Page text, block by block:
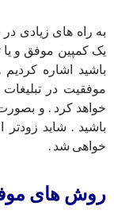
به راه های زیادی
یک کمپین موفق و
باشید اشاره
موفقیت در
خواهد کرد . و
باشید . شاید
خواهی شد .
روش های